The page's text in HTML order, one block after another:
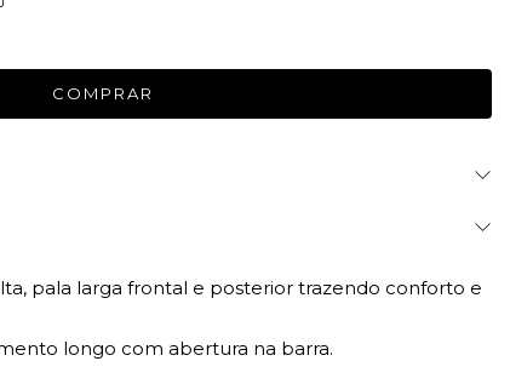
pala larga frontal e posterior trazendo conforto e
longo com abertura na barra.